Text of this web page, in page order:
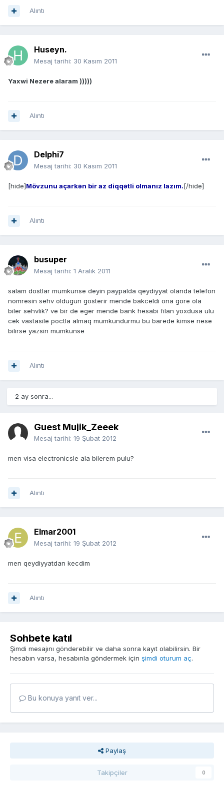
Alıntı
Huseyn.
Mesaj tarihi: 30 Kasım 2011
Yaxwi Nezere alaram )))))
Alıntı
Delphi7
Mesaj tarihi: 30 Kasım 2011
[hide]Mövzunu açarkən bir az diqqətli olmanız lazım.[/hide]
Alıntı
busuper
Mesaj tarihi: 1 Aralık 2011
salam dostlar mumkunse deyin paypalda qeydiyyat olanda telefon
nomresin sehv oldugun gosterir mende bakceldi ona gore ola
biler sehvlik? ve bir de eger mende bank hesabi filan yoxdusa ulu
cek vastasile poctla almaq mumkundurmu bu barede kimse nese
bilirse yazsin mumkunse
Alıntı
2 ay sonra...
Guest Mujik_Zeeek
Mesaj tarihi: 19 Şubat 2012
men visa electronicsle ala bilerem pulu?
Alıntı
Elmar2001
Mesaj tarihi: 19 Şubat 2012
men qeydiyyatdan kecdim
Alıntı
Sohbete katıl
Şimdi mesajını gönderebilir ve daha sonra kayıt olabilirsin. Bir
hesabın varsa, hesabınla göndermek için şimdi oturum aç.
Bu konuya yanıt ver...
Paylaş
Takipçiler 0